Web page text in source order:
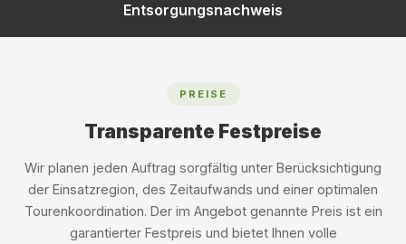
Entsorgungsnachweis
PREISE
Transparente Festpreise
Wir planen jeden Auftrag sorgfältig unter Berücksichtigung
der Einsatzregion, des Zeitaufwands und einer optimalen
Tourenkoordination. Der im Angebot genannte Preis ist ein
garantierter Festpreis und bietet Ihnen volle